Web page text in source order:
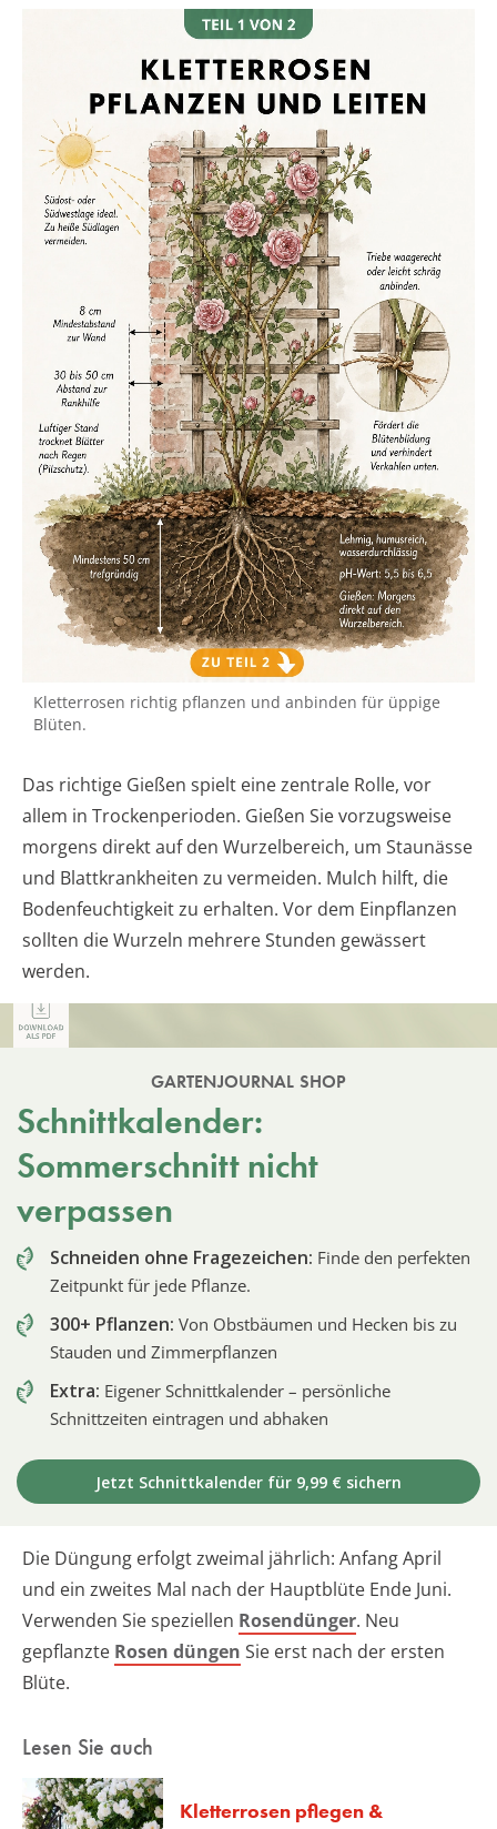
Kletterrosen richtig pflanzen und anbinden für üppige
Blüten.
Das richtige Gießen spielt eine zentrale Rolle, vor
allem in Trockenperioden. Gießen Sie vorzugsweise
morgens direkt auf den Wurzelbereich, um Staunässe
und Blattkrankheiten zu vermeiden. Mulch hilft, die
Bodenfeuchtigkeit zu erhalten. Vor dem Einpflanzen
sollten die Wurzeln mehrere Stunden gewässert
werden.
GARTENJOURNAL SHOP
Schnittkalender:
Sommerschnitt nicht
verpassen
Schneiden ohne Fragezeichen: Finde den perfekten
Zeitpunkt für jede Pflanze.
300+ Pflanzen: Von Obstbäumen und Hecken bis zu
Stauden und Zimmerpflanzen
Extra: Eigener Schnittkalender – persönliche
Schnittzeiten eintragen und abhaken
Jetzt Schnittkalender für 9,99 € sichern
Die Düngung erfolgt zweimal jährlich: Anfang April
und ein zweites Mal nach der Hauptblüte Ende Juni.
Verwenden Sie speziellen Rosendünger. Neu
gepflanzte Rosen düngen Sie erst nach der ersten
Blüte.
Lesen Sie auch
Kletterrosen pflegen &